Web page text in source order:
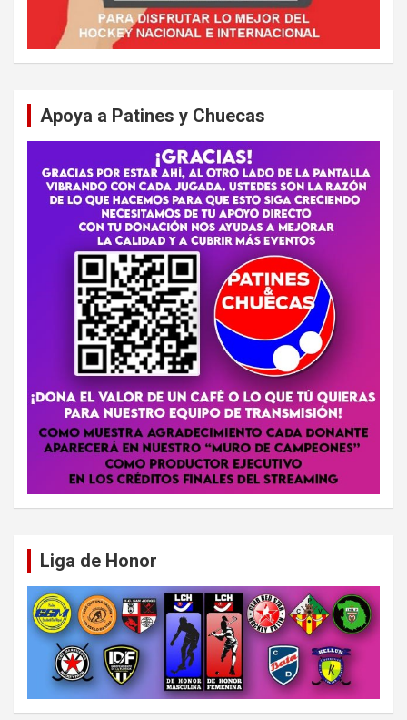
Apoya a Patines y Chuecas
Liga de Honor